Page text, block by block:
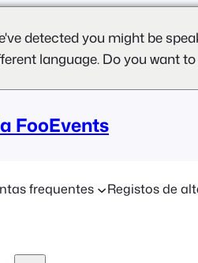
detected you might be
language. Do you want
FooEvents
frequentes Registos de